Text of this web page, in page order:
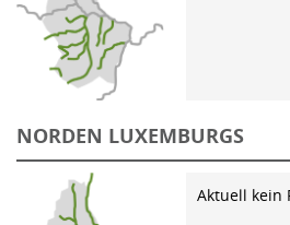
NORDEN LUXEMBURGS
Aktuell kein